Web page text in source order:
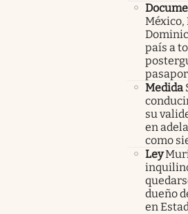
México,
país a
Medida
su
en
como
Ley
dueño
en